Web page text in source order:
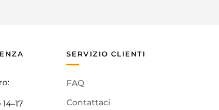
SERVIZIO CLIENTI
FAQ
Contattaci